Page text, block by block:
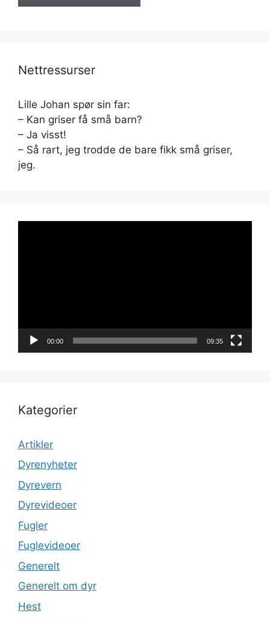
Nettressurser
Lille Johan spør sin far:
– Kan griser få små barn?
– Ja visst!
– Så rart, jeg trodde de bare fikk små griser,
jeg.
00:00 09:35
Kategorier
Artikler
Dyrenyheter
Dyrevern
Dyrevideoer
Fugler
Fuglevideoer
Generelt
Generelt om dyr
Hest